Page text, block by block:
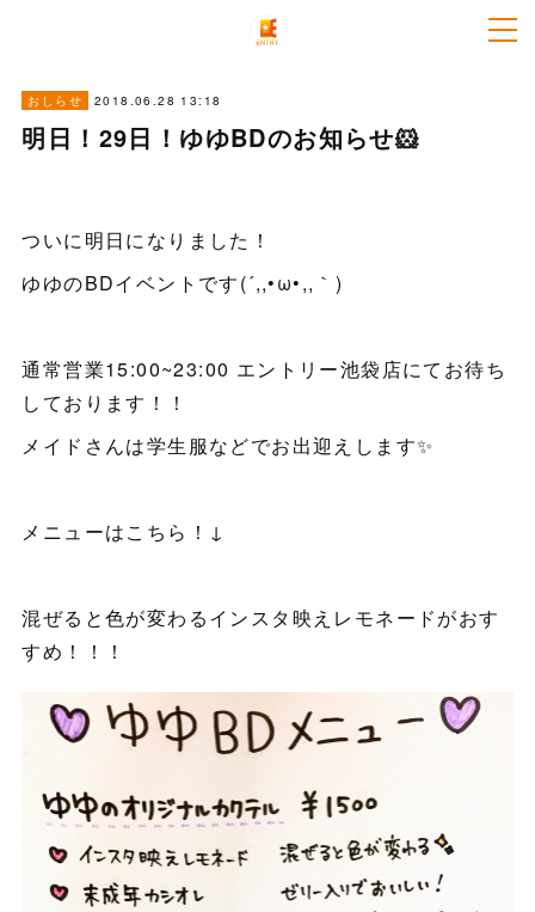
おしらせ 2018.06.28 13:18
明日！29日！ゆゆBDのお知らせ🐹
ついに明日になりました！
ゆゆのBDイベントです(´,,•ω•,,｀)
通常営業15:00~23:00 エントリー池袋店にてお待ち
しております！！
メイドさんは学生服などでお出迎えします✨
メニューはこちら！↓
混ぜると色が変わるインスタ映えレモネードがおす
すめ！！！